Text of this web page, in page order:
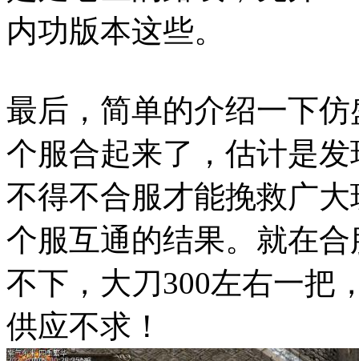
内功版本这些。
最后，简单的介绍一下
个服合起来了，估计是
不得不合服才能挽救广
个服互通的结果。就在
不下，大刀300左右一把
供应不求！